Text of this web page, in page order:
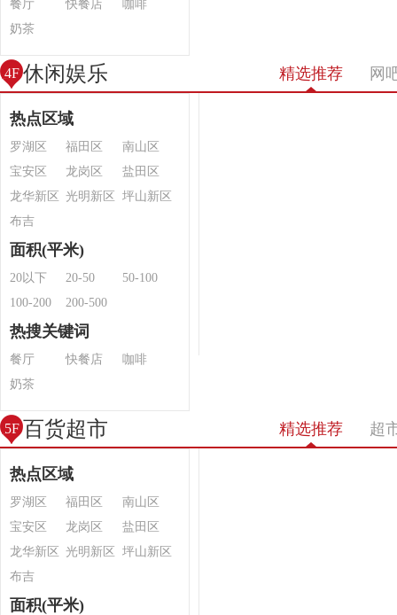
餐厅 快餐店
咖啡
奶茶
4F 休闲娱乐 精选推荐 网
热点区域
罗湖区 福田区
南山区
宝安区
龙岗区
盐田区
龙华新区
光明新区
坪山新区
布吉
面积(平米)
20以下 20-50
50-100
100-200
200-500
热搜关键词
餐厅 快餐店
咖啡
奶茶
5F 百货超市 精选推荐 超
热点区域
罗湖区 福田区
南山区
宝安区
龙岗区
盐田区
龙华新区
光明新区
坪山新区
布吉
面积(平米)